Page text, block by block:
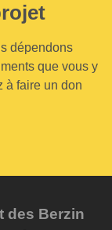
dépendons
que vous y
à faire un don
des Berzin